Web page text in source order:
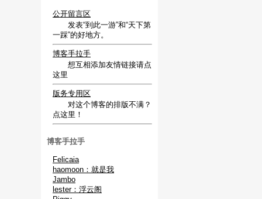
公开留言区
发表“到此一游”和“天下第
一踩”的好地方。
博客手拉手
想互相添加友情链接请点
这里
版务专用区
对这个博客的排版不满？
点这里！
博客手拉手
Felicaia
haomoon：就是我
Jambo
lester：浮云阁